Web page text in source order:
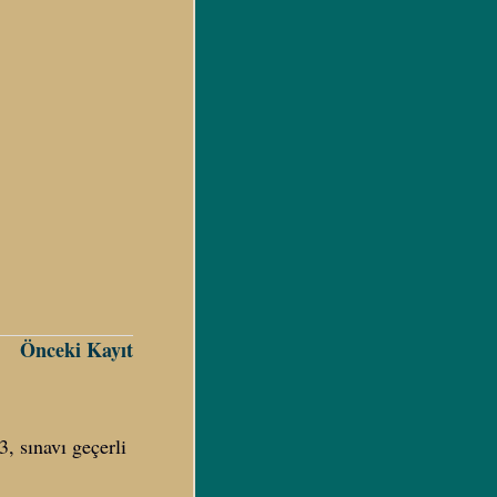
Önceki Kayıt
sınavı geçerli